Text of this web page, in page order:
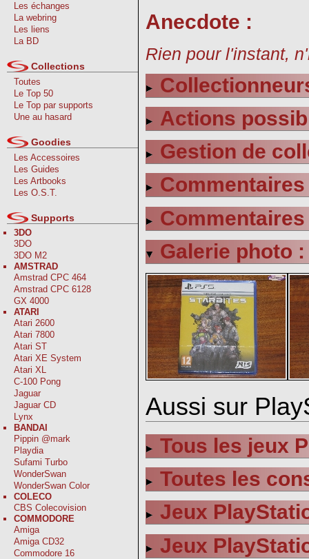
Les échanges
La webring
Les liens
La BD
Collections
Toutes
Le Top 50
Le Top par supports
Une au hasard
Goodies
Les Accessoires
Les Guides
Les Artbooks
Les O.S.T.
Supports
3DO
3DO
3DO M2
AMSTRAD
Amstrad CPC 464
Amstrad CPC 6128
GX 4000
ATARI
Atari 2600
Atari 7800
Atari ST
Atari XE System
Atari XL
C-100 Pong
Jaguar
Jaguar CD
Lynx
BANDAI
Pippin @mark
Playdia
Sufami Turbo
WonderSwan
WonderSwan Color
COLECO
CBS Colecovision
COMMODORE
Amiga
Amiga CD32
Commodore 16
Anecdote :
Rien pour l'instant,
Actions
Gestion de
Galerie photo :
Aussi sur
Tous les jeux
Toutes les
Jeux
Jeux